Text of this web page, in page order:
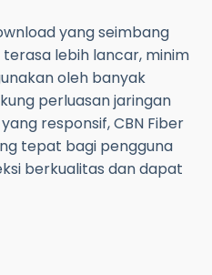
yang seimbang
lebih lancar, minim
oleh banyak
perluasan jaringan
responsif, CBN Fiber
tepat bagi pengguna
berkualitas dan dapat